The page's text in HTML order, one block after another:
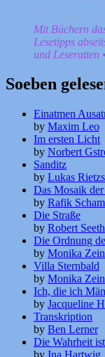
Mit Büchern
Lesetipps
und
Soeben
Einatmen
by Maxim Leo
Im ersten Licht
by Norbert
Sanditz
by Lukas
Das Mosaik der
by Rafik
Die Straße
by Robert
Die Ordnung
by Monika
Villa Sternbald
by Monika
Ich, die ich
by Jacqueline
Transkription
by Ben Lerner
Die Wahrheit